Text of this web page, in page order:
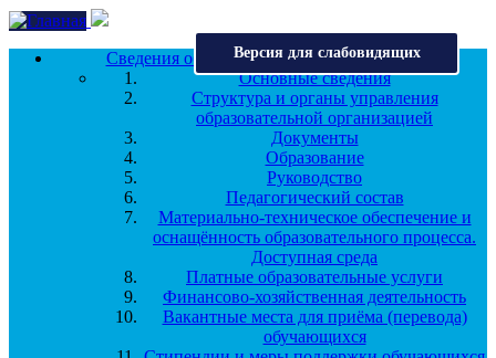
Перейти к основному содержанию
Версия для слабовидящих
Сведения об образовательной организации
Основные сведения
Структура и органы управления
образовательной организацией
Документы
Образование
Руководство
Педагогический состав
Материально-техническое обеспечение и
оснащённость образовательного процесса.
Доступная среда
Платные образовательные услуги
Финансово-хозяйственная деятельность
Вакантные места для приёма (перевода)
обучающихся